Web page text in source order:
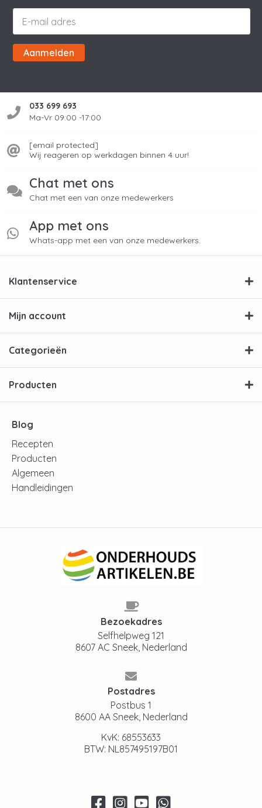
Aanmelden
033 699 693
Ma-Vr 09:00 -17:00
[email protected]
Wij reageren op werkdagen binnen 4 uur!
Chat met ons
Chat met een van onze medewerkers
App met ons
Whats-app met een van onze medewerkers.
Klantenservice
Mijn account
Categorieën
Producten
Blog
Recepten
Producten
Algemeen
Handleidingen
Bezoekadres
Selfhelpweg 121
8607 AC Sneek, Nederland
Postadres
Postbus 1
8600 AA Sneek, Nederland
KvK: 68553633
BTW: NL857495197B01